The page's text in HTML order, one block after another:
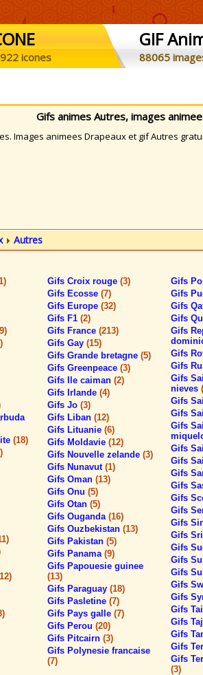
icones
GIF
88065
Gifs animes Autres, images
Images animees Drapeaux et gif Autres
Autres
(18)
Gifs Croix rouge (3)
Gifs Ecosse (7)
Gifs Europe (32)
Gifs F1 (2)
Gifs France (213)
Gifs Gay (15)
Gifs Grande bretagne (5)
Gifs Greenpeace (3)
Gifs Ile caiman (2)
Gifs Irlande (4)
Gifs Jo (3)
Gifs Liban (12)
Gifs Lituanie (6)
Gifs Moldavie (12)
Gifs Nouvelle zelande (3)
Gifs Nunavut (1)
Gifs Oman (13)
Gifs Onu (5)
Gifs Otan (5)
Gifs Ouganda (16)
Gifs Ouzbekistan (13)
Gifs Pakistan (5)
Gifs Panama (9)
Gifs Papouesie guinee
(13)
Gifs Paraguay (18)
Gifs Pasletine (7)
Gifs Pays galle (7)
Gifs Perou (20)
Gifs Pitcairn (3)
Gifs Polynesie francaise
(7)
Gifs
Gifs
Gifs
Gifs
Gifs
Gifs
Gifs
Gifs
nieves
Gifs
Gifs
Gifs
Gifs
Gifs
Gifs
Gifs
Gifs
Gifs
Gifs
Gifs
Gifs
Gifs
Gifs
Gifs
Gifs
Gifs
Gifs
Gifs
Gifs
Gifs
(3)